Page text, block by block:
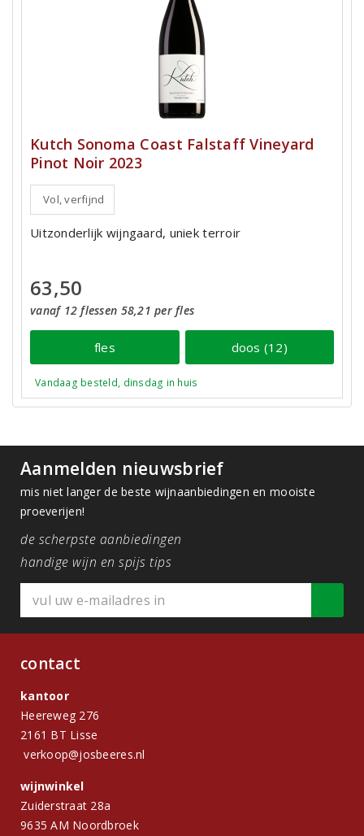
Kutch Sonoma Coast Falstaff Vineyard
Pinot Noir 2023
Vol, verfijnd
Uitzonderlijk wijngaard, uniek terroir
63,50
vanaf 12 flessen 58,21 per fles
fles doos (12)
Vandaag besteld, dinsdag in huis
Aanmelden nieuwsbrief
mis niet langer de beste wijnaanbiedingen en mooiste
proeverijen!
de scherpste aanbiedingen
handige wijn en spijs tips
contact
kantoor
Heereweg 276
2161 BT Lisse
verkoop@josbeeres.nl
wijnwinkel
Zuiderstraat 28a
9635 AM Noordbroek